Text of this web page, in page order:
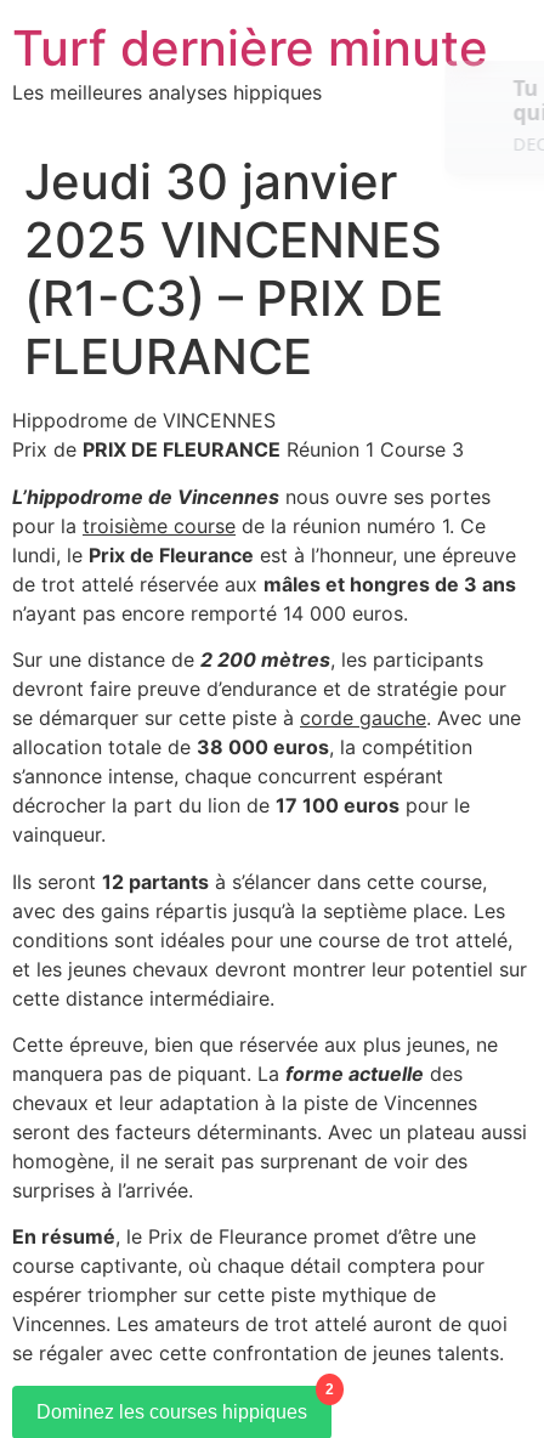
au
contenu
Turf dernière minute
Les meilleures analyses hippiques
Jeudi 30 janvier
2025 VINCENNES
(R1-C3) – PRIX DE
FLEURANCE
Hippodrome de VINCENNES
Prix de PRIX DE FLEURANCE Réunion 1 Course 3
L’hippodrome de Vincennes nous ouvre ses portes
pour la troisième course de la réunion numéro 1. Ce
lundi, le Prix de Fleurance est à l’honneur, une épreuve
de trot attelé réservée aux mâles et hongres de 3 ans
n’ayant pas encore remporté 14 000 euros.
Sur une distance de 2 200 mètres, les participants
devront faire preuve d’endurance et de stratégie pour
se démarquer sur cette piste à corde gauche. Avec une
allocation totale de 38 000 euros, la compétition
s’annonce intense, chaque concurrent espérant
décrocher la part du lion de 17 100 euros pour le
vainqueur.
Ils seront 12 partants à s’élancer dans cette course,
avec des gains répartis jusqu’à la septième place. Les
conditions sont idéales pour une course de trot attelé,
et les jeunes chevaux devront montrer leur potentiel sur
cette distance intermédiaire.
Cette épreuve, bien que réservée aux plus jeunes, ne
manquera pas de piquant. La forme actuelle des
chevaux et leur adaptation à la piste de Vincennes
seront des facteurs déterminants. Avec un plateau aussi
homogène, il ne serait pas surprenant de voir des
surprises à l’arrivée.
En résumé, le Prix de Fleurance promet d’être une
course captivante, où chaque détail comptera pour
espérer triompher sur cette piste mythique de
Vincennes. Les amateurs de trot attelé auront de quoi
se régaler avec cette confrontation de jeunes talents.
Dominez les courses hippiques
2
Tu cherches un super prono pour le